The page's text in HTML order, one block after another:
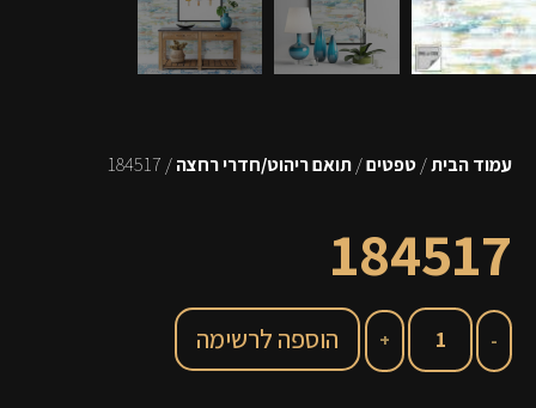
עמוד הבית/טפטים/תואם ריהוט/חדרי רחצה/ 184517
184517
הוספה לרשימה